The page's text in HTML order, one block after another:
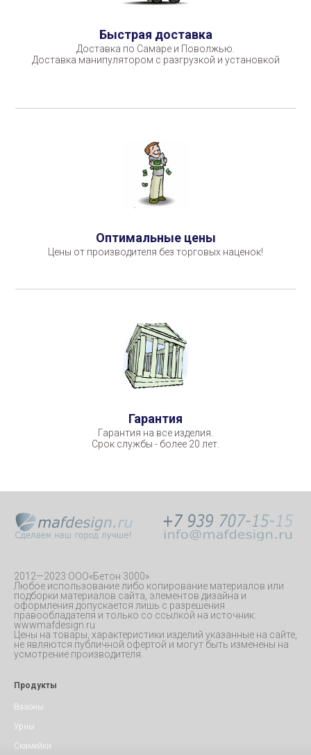
Быстрая доставка
Доставка по Самаре и Поволжью.
Доставка манипулятором с разгрузкой и установкой
Оптимальные цены
Цены от производителя без торговых наценок!
Гарантия
Гарантия на все изделия.
Срок службы - более 20 лет.
2012—2023 ООО«Бетон 3000»
Любое использование либо копирование материалов или
подборки материалов сайта, элементов дизайна и
оформления допускается лишь с разрешения
правообладателя и только со ссылкой на источник:
wwwmafdesign.ru
Цены на товары, характеристики изделий указанные на сайте,
не являются публичной офертой и могут быть изменены на
усмотрение производителя.
Продукты
Вазоны
Урны
Скамейки